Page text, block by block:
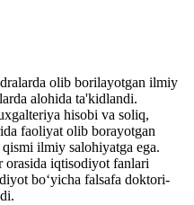
olib borilayotgan ilmiy
alohida ta'kidlandi.
hisobi va soliq,
faoliyat olib borayotgan
ilmiy salohiyatga ega.
orasida iqtisodiyot fanlari
bo‘yicha falsafa doktori-